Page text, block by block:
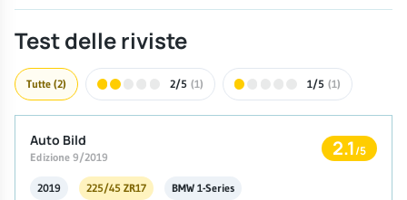
Test delle riviste
Tutte (2) 2/5 (1) 1/5 (1)
Auto Bild
Edizione 9/2019 2.1/5
2019 225/45 ZR17 BMW 1-Series